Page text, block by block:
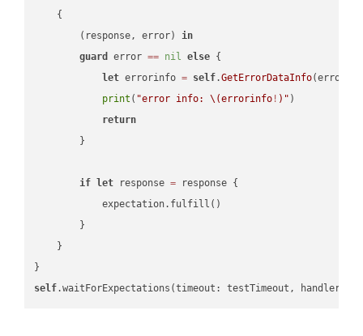
    {
        (response, error)
in
guard
error == nil else {
let errorinfo = self.GetErrorDataInfo(error:
print ( "error info: \(errorinfo ! ) " )
return
        }
if let response = response {
            expectation.fulfill()
        }
    }
self.waitForExpectations(timeout: testTimeout, handler: